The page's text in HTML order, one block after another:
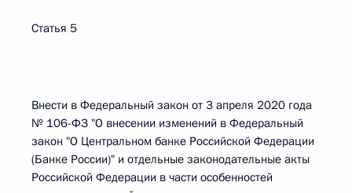
Статья 5
Внести в Федеральный закон от 3 апреля 2020 года
№ 106-ФЗ "О внесении изменений в Федеральный
закон "О Центральном банке Российской Федерации
(Банке России)" и отдельные законодательные акты
Российской Федерации в части особенностей